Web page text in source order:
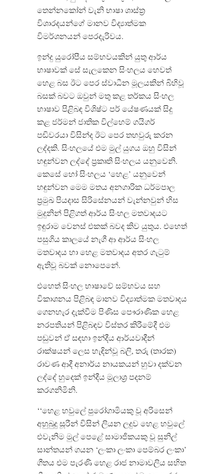
තෙන්නකෝන් වැනි භාෂා ශාස්ත්‍ර
විශාරදයන්ගේ මානව විද්‍යාත්මක
විමර්ශනයන් පෙරදැරිවය.
ඉන්දු යුරෝපීය සම්භවයකින් යුතු ආර්ය
භාෂාවක් සේ සැලකෙන සිංහලය හෙවත්
හෙළ බස ඊට පෙර ස්වාධීන මූලයකින් බිහිවූ
බසක් බවට ඔවුන් මතු කළ තර්කය සිංහල
භාෂාව පිළිබඳ විශිෂ්ට පර් යේෂණයක් සිදු
කළ ජර්මන් ජාතික විල්හෙම් ගයිගර්
පඬිවරයා විසින්ද ඊට පෙර තහවුරු කරන
ලද්දකි. සිංහලයේ එම මුල් යුගය ඔහු විසින්
හඳුන්වන ලද්දේ ප්‍රකෘති සිංහලය යනුවෙනි.
කෙසේ හෝ සිංහලය ‘හෙළ’ යනුවෙන්
හඳුන්වන මෙම මතය අනගාරික ධර්මපාල
ප්‍රමුඛ පියදාස සිරිසේනයන් වැන්නවුන් හිස
මුදුනින් පිළිගත් ආර්ය සිංහල මතවාදයට
ඉඳුරාම වෙනස් එකක් බවද කිව යුතුය. එහෙත්
පසුගිය කාලයේ නැගී ආ ආර්ය සිංහල
මතවාදය හා හෙළ මතවාදය අතර ගැටුම්
ඇතිවූ බවක් නොපෙනේ.
එහෙත් සිංහල භාෂාවේ සම්භවය සහ
විකාශනය පිළිබඳ මානව විද්‍යාත්මක මතවාදය
ගෙනහැර දැක්වීම පිණිස පෞරාණික හෙළ
නරපතියන් පිළිබඳව විස්තර කිරී‍මේදී එම
පඬුවන් ඒ සඳහා ඉන්දීය ආර්යවාදීන්
රාක්ෂයන් ලෙස හැඳින්වූ බලි, තරු (තාරක)
රාවණ ආදී අනාර්ය නායකයන් හුවා දක්වන
ලද්දේ හුදෙක් ඉන්දීය මූලාශ්‍ර පදනම්
කරගනිමිනි.
‘‘හෙළ හවුලේ පුරෝගාමියකු වූ අරිසෙන්
අහුබුදු සූරීන් විසින් ලියන ලදුව හෙළ හවුලේ
එවැනිම මුල් පෙළේ සාමාජිකයකු වූ සුනිල්
සාන්තයන් ගයන ‘ලංකා ලංකා පෙම්බර ලංකා’
ගීතය එම පැරණි හෙළ රාජ නාමාවලිය සහිත